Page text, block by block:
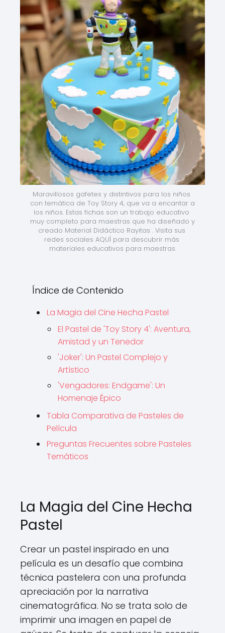
Maravillosos gafetes y distintivos para los niños
con temática de Toy Story 4, que va a encantar a
los niños. Estas fichas son un trabajo educativo
muy completo para maestras que ha diseñado y
creado Material Didáctico Rayitas . Visita sus
redes sociales AQUÍ para descubrir más
materiales educativos para maestras.
Índice de Contenido
La Magia del Cine Hecha Pastel
El Pastel de 'Toy Story 4': Aventura,
Amistad y un Tenedor
'Joker': Un Pastel Complejo y
Artístico
'Vengadores: Endgame': Un
Homenaje Épico
Tabla Comparativa de Pasteles de
Película
Preguntas Frecuentes sobre Pasteles
Temáticos
La Magia del Cine Hecha
Pastel
Crear un pastel inspirado en una
película es un desafío que combina
técnica pastelera con una profunda
apreciación por la narrativa
cinematográfica. No se trata solo de
imprimir una imagen en papel de